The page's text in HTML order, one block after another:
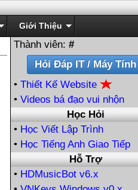
Giới Thiệu
Thành viên: #
• Thiết Kế Website
• Videos bá đạo vui nhộn
Học Hỏi
• Học Viết Lập Trình
• Học Tiếng Anh Giao Tiếp
Hỗ Trợ
• HDMusicBot v6.x